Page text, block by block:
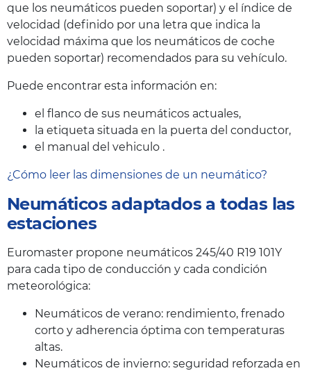
que los neumáticos pueden soportar) y el índice de
velocidad (definido por una letra que indica la
velocidad máxima que los neumáticos de coche
pueden soportar) recomendados para su vehículo.
Puede encontrar esta información en:
el flanco de sus neumáticos actuales,
la etiqueta situada en la puerta del conductor,
el manual del vehiculo .
¿Cómo leer las dimensiones de un neumático?
Neumáticos adaptados a todas las
estaciones
Euromaster propone neumáticos 245/40 R19 101Y
para cada tipo de conducción y cada condición
meteorológica:
Neumáticos de verano: rendimiento, frenado
corto y adherencia óptima con temperaturas
altas.
Neumáticos de invierno: seguridad reforzada en